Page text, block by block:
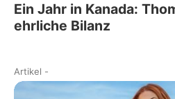
Ein Jahr in Kanada:
ehrliche Bilanz
Artikel -